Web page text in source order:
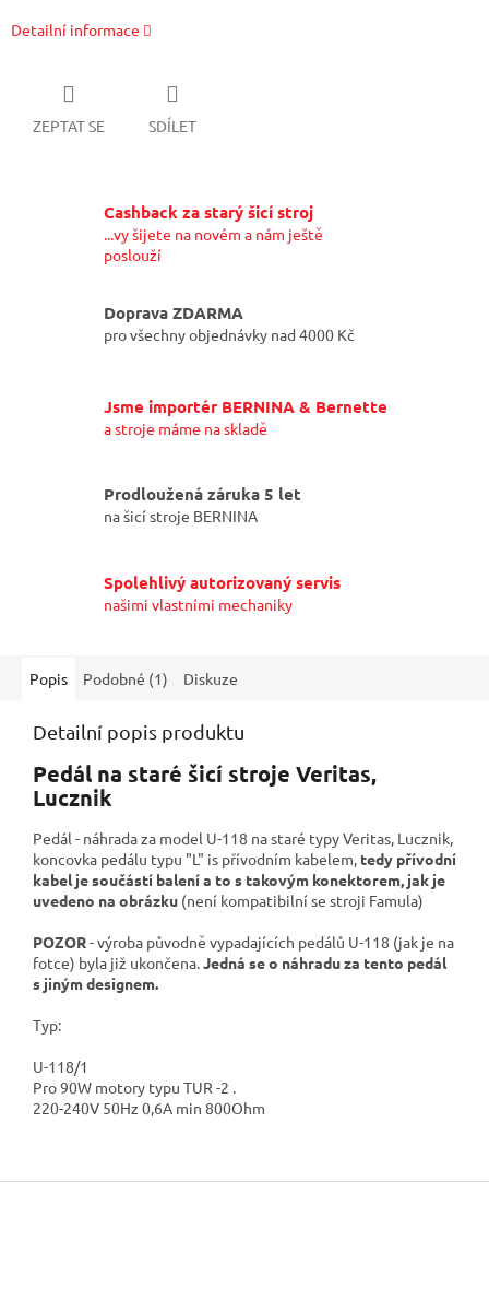
Detailní informace
ZEPTAT SE SDÍLET
Cashback za starý šicí stroj
...vy šijete na novém a nám ještě
poslouží
Doprava ZDARMA
pro všechny objednávky nad 4000 Kč
Jsme importér BERNINA & Bernette
a stroje máme na skladě
Prodloužená záruka 5 let
na šicí stroje BERNINA
Spolehlivý autorizovaný servis
našimi vlastními mechaniky
Popis Podobné (1) Diskuze
Detailní popis produktu
Pedál na staré šicí stroje Veritas,
Lucznik
Pedál - náhrada za model U-118 na staré typy Veritas, Lucznik,
koncovka pedálu typu "L" is přívodním kabelem, tedy přívodní
kabel je součástí balenía to s takovým konektorem, jak je
uvedeno na obrázku (není kompatibilní se stroji Famula)
POZOR- výroba původně vypadajících pedálů U-118 (jak je na
fotce) byla již ukončena.Jedná se o náhradu za tento pedál
s jiným designem.
Typ:
U-118/1
Pro 90W motory typu TUR -2 .
220-240V 50Hz 0,6A min 800Ohm
Z